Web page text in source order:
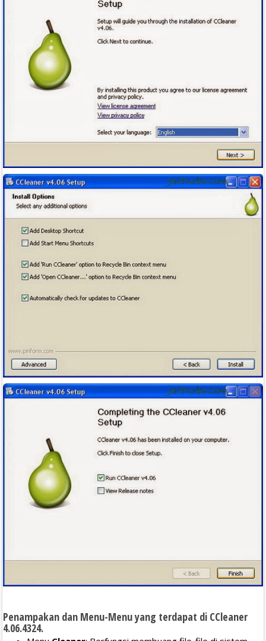
Penampakan dan Menu-Menu yang terdapat di CCleaner
4.06.4324.